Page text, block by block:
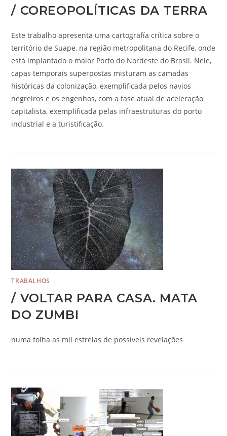
/ COREOPOLÍTICAS DA TERRA
Este trabalho apresenta uma cartografía crítica sobre o
território de Suape, na região metropolitana do Recife, onde
está implantado o maior Porto do Nordeste do Brasil. Nele,
capas temporais superpostas misturam as camadas
históricas da colonização, exemplificada pelos navios
negreiros e os engenhos, com a fase atual de aceleração
capitalista, exemplificada pelas infraestruturas do porto
industrial e a turistificação.
TRABALHOS
/ VOLTAR PARA CASA. MATA
DO ZUMBI
numa folha as mil estrelas de possíveis revelações